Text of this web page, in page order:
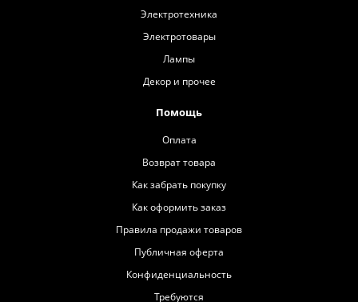
Электротехника
Электротовары
Лампы
Декор и прочее
Помощь
Оплата
Возврат товара
Как забрать покупку
Как оформить заказ
Правила продажи товаров
Публичная оферта
Конфиденциальность
Требуются